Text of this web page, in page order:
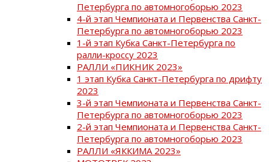
Петербурга по автомногоборью 2023
4-й этап Чемпионата и Первенства Санкт-
Петербурга по автомногоборью 2023
1-й этап Кубка Санкт-Петербурга по
ралли-кроссу 2023
РАЛЛИ «ПИКНИК 2023»
1 этап Кубка Санкт-Петербурга по дрифту
2023
3-й этап Чемпионата и Первенства Санкт-
Петербурга по автомногоборью 2023
2-й этап Чемпионата и Первенства Санкт-
Петербурга по автомногоборью 2023
РАЛЛИ «ЯККИМА 2023»